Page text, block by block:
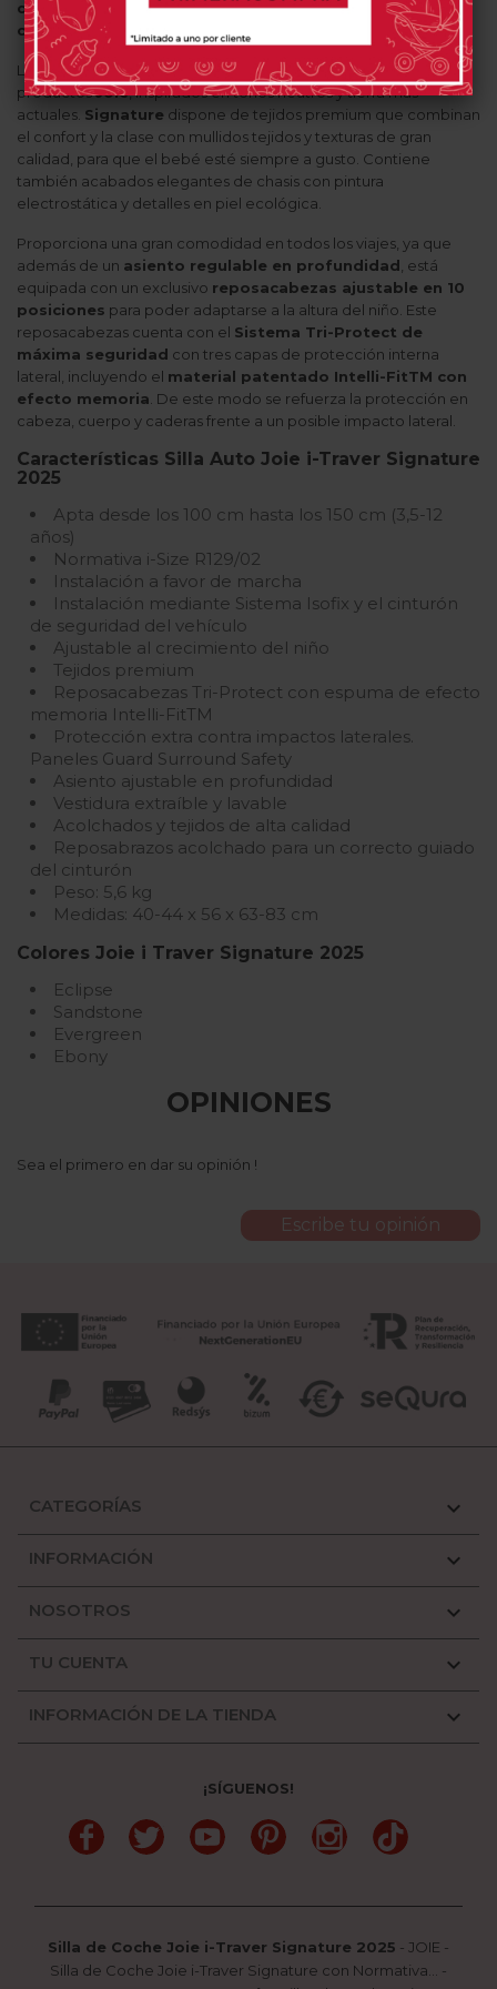
cinturón de seguridaddel vehículo.Apta desde los 100
cm hasta los 150 cm
(3,5-12 años aproximadamente).
La colección Signaturees una selección de los mejores
productosJoie, inspirados en tonos neutros y tierra más
actuales. Signature dispone de tejidos premium que combinan
el confort y la clase con mullidos tejidos y texturas de gran
calidad, para que el bebé esté siempre a gusto. Contiene
también acabados elegantes de chasis con pintura
electrostática y detalles en piel ecológica.
Proporciona una gran comodidad en todos los viajes, ya que
además de un asiento regulable en profundidad , está
equipada con un exclusivo reposacabezas ajustable en 10
posiciones para poder adaptarse a la altura del niño. Este
reposacabezas cuenta con el Sistema Tri-Protect de
máxima seguridad con tres capas de protección interna
lateral, incluyendo el material patentado Intelli-FitTM con
efecto memoria . De este modo se refuerza la protección en
cabeza, cuerpo y caderas frente a un posible impacto lateral.
Características Silla Auto Joie i-Traver Signature
2025
Apta desde los 100 cm hasta los 150 cm (3,5-12
años)
Normativa i-Size R129/02
Instalación a favor de marcha
Instalación mediante Sistema Isofix y el cinturón
de seguridad del vehículo
Ajustable al crecimiento del niño
Tejidos premium
Reposacabezas Tri-Protect con espuma de efecto
memoria Intelli-FitTM
Protección extra contra impactos laterales.
Paneles Guard Surround Safety
Asiento ajustable en profundidad
Vestidura extraíble y lavable
Acolchados y tejidos de alta calidad
Reposabrazos acolchado para un correcto guiado
del cinturón
Peso: 5,6 kg
Medidas: 40-44 x 56 x 63-83 cm
Colores Joie i Traver Signature 2025
Eclipse
Sandstone
Evergreen
Ebony
OPINIONES
Sea el primero en dar su opinión !
Escribe tu opinión
CATEGORÍAS 
INFORMACIÓN 
NOSOTROS 
TU CUENTA 
INFORMACIÓN DE LA TIENDA 
¡SÍGUENOS!
FacebookTwitter YouTube PinterestInstagramTikTok
Silla de Coche Joie i-Traver Signature 2025 - JOIE -
Silla de Coche Joie i-Traver Signature con Normativa...
-